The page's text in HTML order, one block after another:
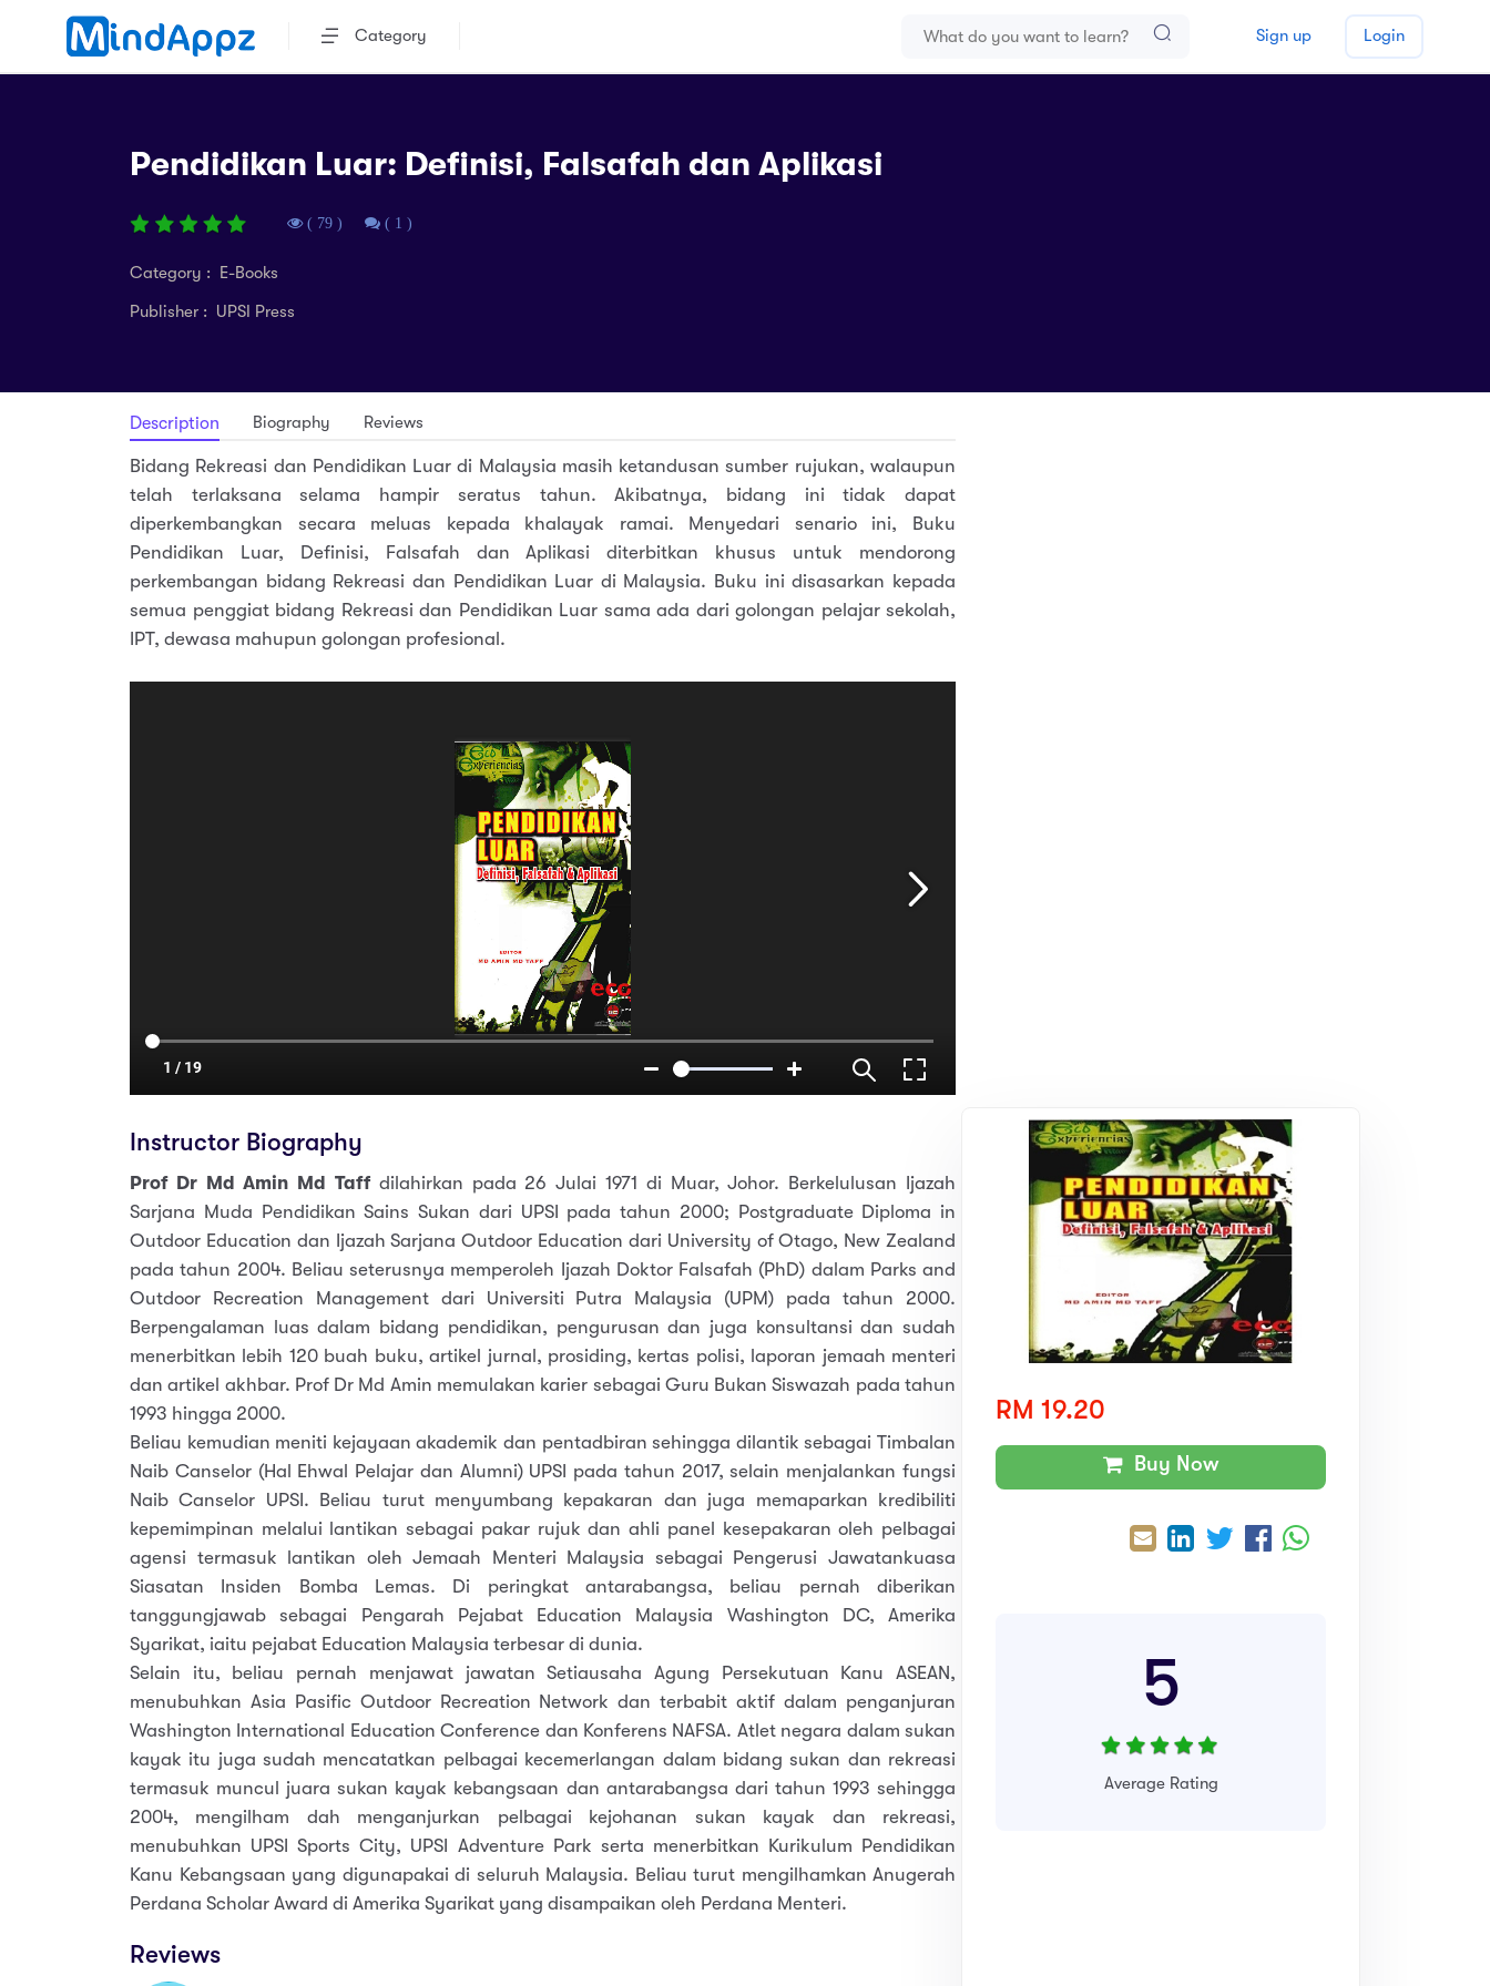
Category Sign up Login
Pendidikan Luar: Definisi, Falsafah dan Aplikasi
( 79 ) ( 1 )
Category : E-Books
Publisher : UPSI Press
RM 19.20
Buy Now
5
Average Rating
Description Biography Reviews
Bidang Rekreasi dan Pendidikan Luar di Malaysia masih ketandusan sumber rujukan, walaupun
telah terlaksana selama hampir seratus tahun. Akibatnya, bidang ini tidak dapat
diperkembangkan secara meluas kepada khalayak ramai. Menyedari senario ini, Buku
Pendidikan Luar, Definisi, Falsafah dan Aplikasi diterbitkan khusus untuk mendorong
perkembangan bidang Rekreasi dan Pendidikan Luar di Malaysia. Buku ini disasarkan kepada
semua penggiat bidang Rekreasi dan Pendidikan Luar sama ada dari golongan pelajar sekolah,
IPT, dewasa mahupun golongan profesional.
Instructor Biography
Prof Dr Md Amin Md Taff dilahirkan pada 26 Julai 1971 di Muar, Johor. Berkelulusan Ijazah
Sarjana Muda Pendidikan Sains Sukan dari UPSI pada tahun 2000; Postgraduate Diploma in
Outdoor Education dan Ijazah Sarjana Outdoor Education dari University of Otago, New Zealand
pada tahun 2004. Beliau seterusnya memperoleh Ijazah Doktor Falsafah (PhD) dalam Parks and
Outdoor Recreation Management dari Universiti Putra Malaysia (UPM) pada tahun 2000.
Berpengalaman luas dalam bidang pendidikan, pengurusan dan juga konsultansi dan sudah
menerbitkan lebih 120 buah buku, artikel jurnal, prosiding, kertas polisi, laporan jemaah menteri
dan artikel akhbar. Prof Dr Md Amin memulakan karier sebagai Guru Bukan Siswazah pada tahun
1993 hingga 2000.
Beliau kemudian meniti kejayaan akademik dan pentadbiran sehingga dilantik sebagai Timbalan
Naib Canselor (Hal Ehwal Pelajar dan Alumni) UPSI pada tahun 2017, selain menjalankan fungsi
Naib Canselor UPSI. Beliau turut menyumbang kepakaran dan juga memaparkan kredibiliti
kepemimpinan melalui lantikan sebagai pakar rujuk dan ahli panel kesepakaran oleh pelbagai
agensi termasuk lantikan oleh Jemaah Menteri Malaysia sebagai Pengerusi Jawatankuasa
Siasatan Insiden Bomba Lemas. Di peringkat antarabangsa, beliau pernah diberikan
tanggungjawab sebagai Pengarah Pejabat Education Malaysia Washington DC, Amerika
Syarikat, iaitu pejabat Education Malaysia terbesar di dunia.
Selain itu, beliau pernah menjawat jawatan Setiausaha Agung Persekutuan Kanu ASEAN,
menubuhkan Asia Pasific Outdoor Recreation Network dan terbabit aktif dalam penganjuran
Washington International Education Conference dan Konferens NAFSA. Atlet negara dalam sukan
kayak itu juga sudah mencatatkan pelbagai kecemerlangan dalam bidang sukan dan rekreasi
termasuk muncul juara sukan kayak kebangsaan dan antarabangsa dari tahun 1993 sehingga
2004, mengilham dah menganjurkan pelbagai kejohanan sukan kayak dan rekreasi,
menubuhkan UPSI Sports City, UPSI Adventure Park serta menerbitkan Kurikulum Pendidikan
Kanu Kebangsaan yang digunapakai di seluruh Malaysia. Beliau turut mengilhamkan Anugerah
Perdana Scholar Award di Amerika Syarikat yang disampaikan oleh Perdana Menteri.
Reviews